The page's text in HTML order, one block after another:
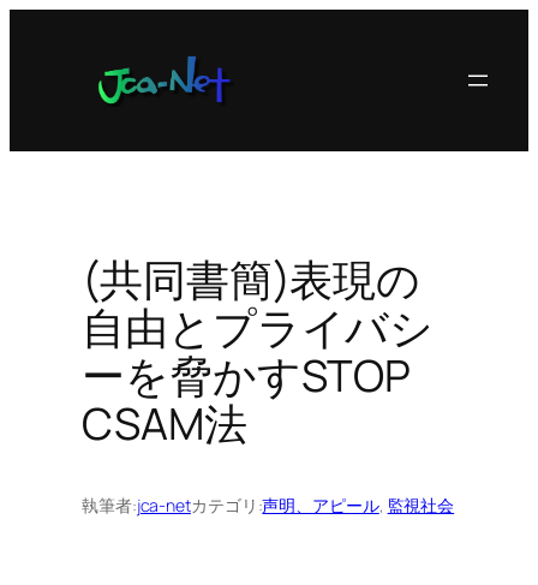
ッ
(共同書簡)表現の
自由とプライバシ
ーを脅かすSTOP
CSAM法
執筆者:jca-netカテゴリ:声明、アピール, 監視社会